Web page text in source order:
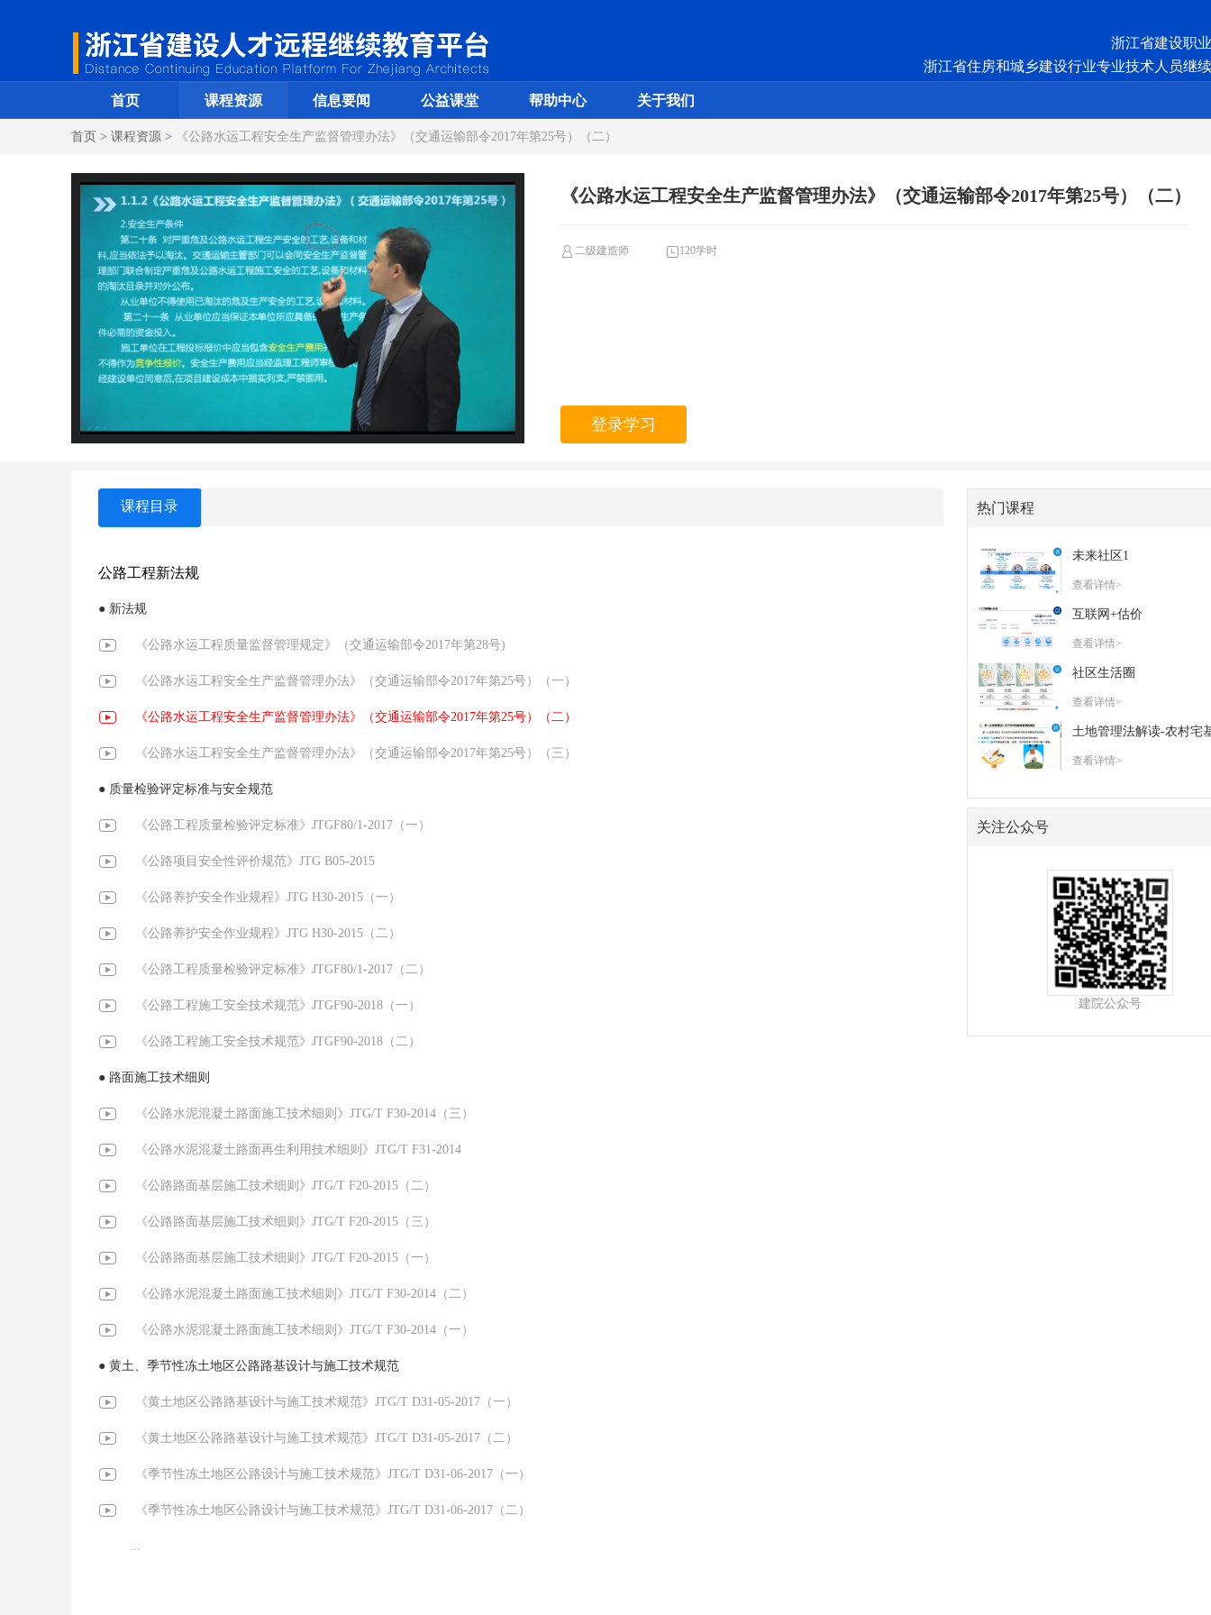
浙江省建设职
浙江省住房和城乡建设行业专业技术人员继
首页 课程资源 信息要闻 公益课堂 帮助中心 关于我们
首页 > 课程资源 > 《公路水运工程安全生产监督管理办法》（交通运输部令2017年第25号）（二）
《公路水运工程安全生产监督管理办法》（交通运输部令2017年第25号）（二）
二级建造师 120学时
登录学习
课程目录
公路工程新法规
● 新法规
《公路水运工程质量监督管理规定》（交通运输部令2017年第28号)
《公路水运工程安全生产监督管理办法》（交通运输部令2017年第25号）（一）
《公路水运工程安全生产监督管理办法》（交通运输部令2017年第25号）（二）
《公路水运工程安全生产监督管理办法》（交通运输部令2017年第25号）（三）
● 质量检验评定标准与安全规范
《公路工程质量检验评定标准》JTGF80/1-2017（一）
《公路项目安全性评价规范》JTG B05-2015
《公路养护安全作业规程》JTG H30-2015（一）
《公路养护安全作业规程》JTG H30-2015（二）
《公路工程质量检验评定标准》JTGF80/1-2017（二）
《公路工程施工安全技术规范》JTGF90-2018（一）
《公路工程施工安全技术规范》JTGF90-2018（二）
● 路面施工技术细则
《公路水泥混凝土路面施工技术细则》JTG/T F30-2014（三）
《公路水泥混凝土路面再生利用技术细则》JTG/T F31-2014
《公路路面基层施工技术细则》JTG/T F20-2015（二）
《公路路面基层施工技术细则》JTG/T F20-2015（三）
《公路路面基层施工技术细则》JTG/T F20-2015（一）
《公路水泥混凝土路面施工技术细则》JTG/T F30-2014（二）
《公路水泥混凝土路面施工技术细则》JTG/T F30-2014（一）
● 黄土、季节性冻土地区公路路基设计与施工技术规范
《黄土地区公路路基设计与施工技术规范》JTG/T D31-05-2017（一）
《黄土地区公路路基设计与施工技术规范》JTG/T D31-05-2017（二）
《季节性冻土地区公路设计与施工技术规范》JTG/T D31-06-2017（一）
《季节性冻土地区公路设计与施工技术规范》JTG/T D31-06-2017（二）
...
热门课程
未来社区1
查看详情>
互联网+估价
查看详情>
社区生活圈
查看详情>
查看详情>
关注公众号
建院公众号